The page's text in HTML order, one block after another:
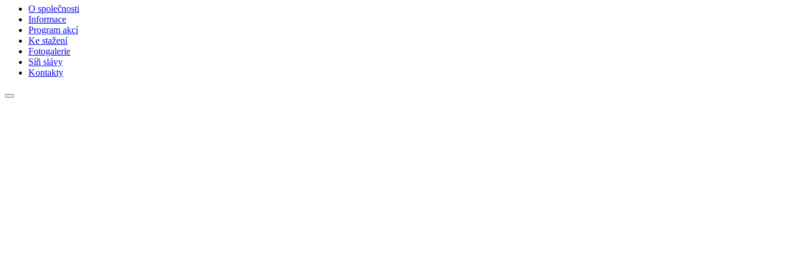
O společnosti
Informace
Program akcí
Ke stažení
Fotogalerie
Síň slávy
Kontakty